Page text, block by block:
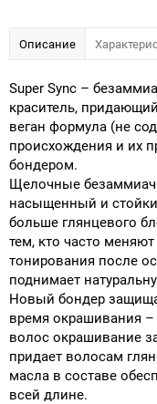
Описание
Super Sync –
краситель,
веган формула (не
происхождения и их
бондером.
Щелочные
насыщенный и
больше глянцевого
тем, кто часто
тонирования после
поднимает
Новый бондер
время окрашивания –
волос окрашивание
придает волосам
масла в составе
всей длине.